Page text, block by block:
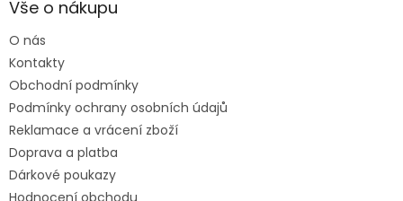
aVše o nákupu
O nás
Kontakty
Obchodní podmínky
Podmínky ochrany osobních údajů
Reklamace a vrácení zboží
Doprava a platba
Dárkové poukazy